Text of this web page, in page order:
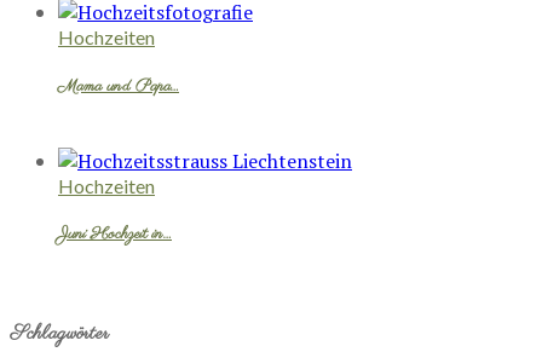
Hochzeiten
Mama und Papa…
Hochzeiten
Juni Hochzeit in…
Schlagwörter